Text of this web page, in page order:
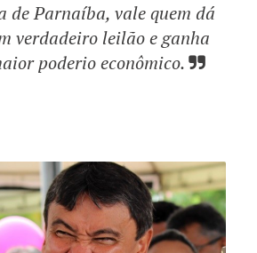
de Parnaíba, vale quem dá
verdadeiro leilão e ganha
poderio econômico.